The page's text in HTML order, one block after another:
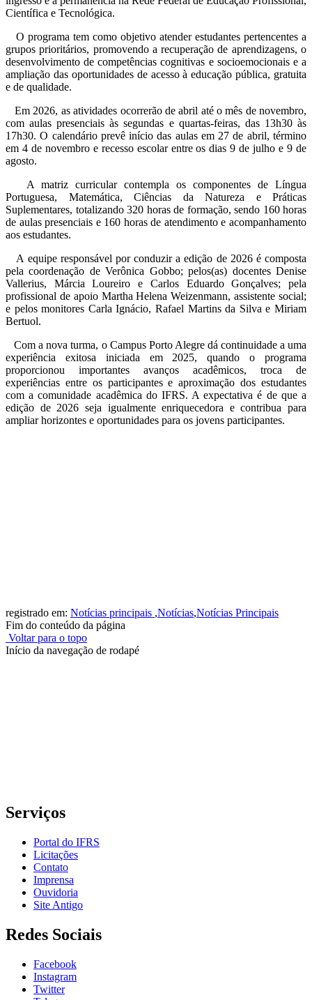
Científica e Tecnológica.
O programa tem como objetivo atender estudantes pertencentes a
grupos prioritários, promovendo a recuperação de aprendizagens, o
desenvolvimento de competências cognitivas e socioemocionais e a
ampliação das oportunidades de acesso à educação pública, gratuita
e de qualidade.
Em 2026, as atividades ocorrerão de abril até o mês de novembro,
com aulas presenciais às segundas e quartas-feiras, das 13h30 às
17h30. O calendário prevê início das aulas em 27 de abril, término
em 4 de novembro e recesso escolar entre os dias 9 de julho e 9 de
agosto.
A matriz curricular contempla os componentes de Língua
Portuguesa, Matemática, Ciências da Natureza e Práticas
Suplementares, totalizando 320 horas de formação, sendo 160 horas
de aulas presenciais e 160 horas de atendimento e acompanhamento
aos estudantes.
A equipe responsável por conduzir a edição de 2026 é composta
pela coordenação de Verônica Gobbo; pelos(as) docentes Denise
Vallerius, Márcia Loureiro e Carlos Eduardo Gonçalves; pela
profissional de apoio Martha Helena Weizenmann, assistente social;
e pelos monitores Carla Ignácio, Rafael Martins da Silva e Miriam
Bertuol.
Com a nova turma, o Campus Porto Alegre dá continuidade a uma
experiência exitosa iniciada em 2025, quando o programa
proporcionou importantes avanços acadêmicos, troca de
experiências entre os participantes e aproximação dos estudantes
com a comunidade acadêmica do IFRS. A expectativa é de que a
edição de 2026 seja igualmente enriquecedora e contribua para
ampliar horizontes e oportunidades para os jovens participantes.
registrado em: Notícias principais ,Notícias,Notícias Principais
Fim do conteúdo da página
Voltar para o topo
Início da navegação de rodapé
Serviços
Portal do IFRS
Licitações
Contato
Imprensa
Ouvidoria
Site Antigo
Redes Sociais
Facebook
Instagram
Twitter